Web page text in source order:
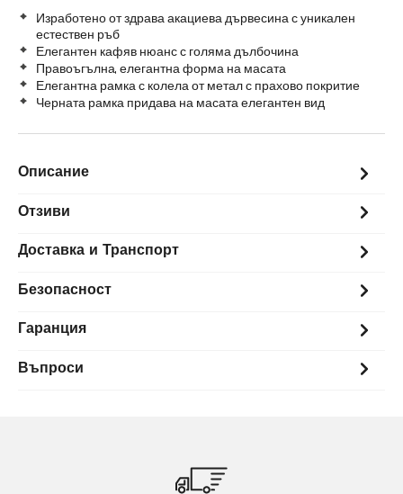
Изработено от здрава акациева дървесина с уникален
естествен ръб
Елегантен кафяв нюанс с голяма дълбочина
Правоъгълна, елегантна форма на масата
Елегантна рамка с колела от метал с прахово покритие
Черната рамка придава на масата елегантен вид
Описание
Отзиви
Доставка и Транспорт
Безопасност
Гаранция
Въпроси